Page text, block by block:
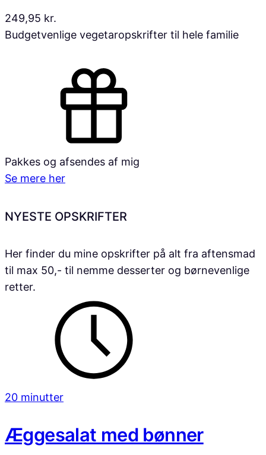
249,95 kr.
Budgetvenlige vegetaropskrifter til hele familie
Pakkes og afsendes af mig
Se mere her
NYESTE OPSKRIFTER
Her finder du mine opskrifter på alt fra aftensmad
til max 50,- til nemme desserter og børnevenlige
retter.
20 minutter
Æggesalat med bønner